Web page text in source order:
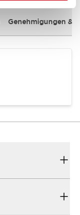
Genehmigungen &